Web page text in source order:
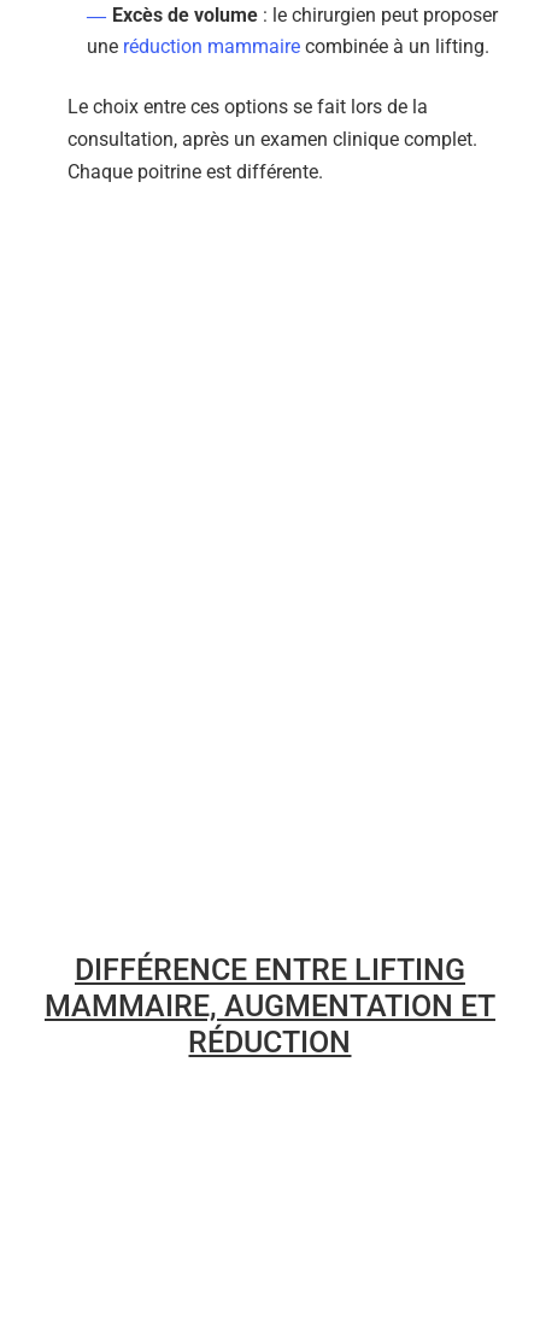
Excès de volume: le chirurgien peut proposer
une réduction mammairecombinée à un lifting.
Le choix entre ces options se fait lors de la
consultation, après un examen clinique complet.
Chaque poitrine est différente.
DIFFÉRENCE ENTRE LIFTING
MAMMAIRE, AUGMENTATION ET
RÉDUCTION